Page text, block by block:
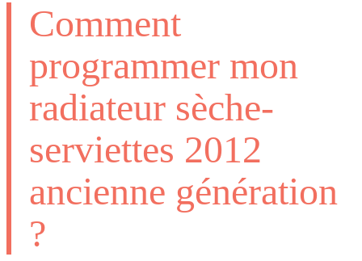
Comment
programmer mon
radiateur sèche-
serviettes 2012
ancienne génération
?